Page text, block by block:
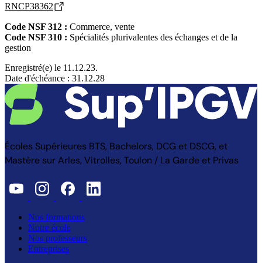
RNCP38362
Code NSF 312 : Commerce, vente
Code NSF 310 : Spécialités plurivalentes des échanges et de la
gestion
Enregistré(e) le 11.12.23.
Date d'échéance : 31.12.28
Écoles Supérieures BTS, Bachelors, DCG et DSCG, et
Mastère sur Arles, Vitrolles, Toulon / La Garde et Privas
Nos formations
Notre école
Nos professeurs
Entreprises